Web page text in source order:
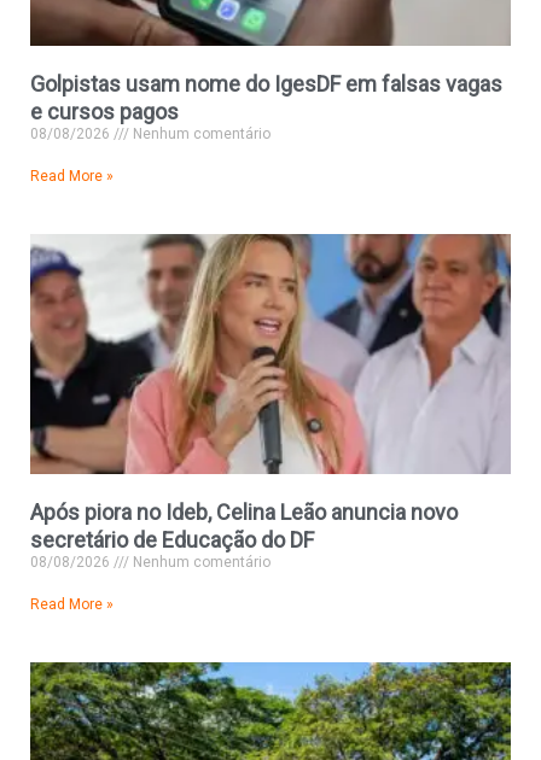
Golpistas usam nome do IgesDF em falsas vagas
e cursos pagos
08/08/2026 Nenhum comentário
Read More »
Após piora no Ideb, Celina Leão anuncia novo
secretário de Educação do DF
08/08/2026 Nenhum comentário
Read More »